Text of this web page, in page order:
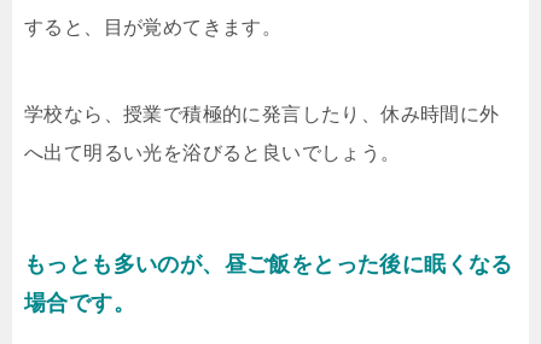
すると、目が覚めてきます。
学校なら、授業で積極的に発言したり、休み時間に外
へ出て明るい光を浴びると良いでしょう。
もっとも多いのが、昼ご飯をとった後に眠くなる
場合です。